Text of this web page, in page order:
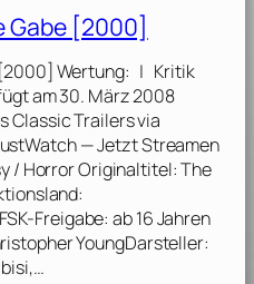
Gabe [2000]
[2000] Wertung: | Kritik
am 30. März 2008
Classic Trailers via
— Jetzt Streamen
/ Horror Originaltitel: The
Freigabe: ab 16 Jahren
YoungDarsteller: